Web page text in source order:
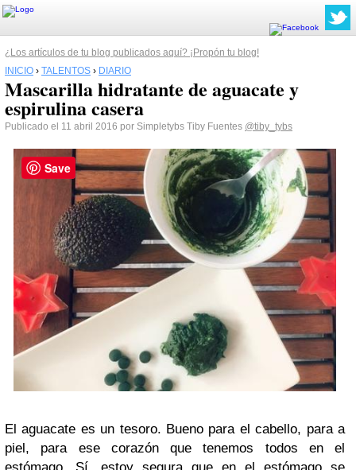
¿Los artículos de tu blog publicados aquí? ¡Propón tu blog!
INICIO › TALENTOS › DIARIO
Mascarilla hidratante de aguacate y
espirulina casera
Publicado el 11 abril 2016 por Simpletybs Tiby Fuentes @tiby_tybs
El aguacate es un tesoro. Bueno para el cabello, para a
piel, para ese corazón que tenemos todos en el
Save